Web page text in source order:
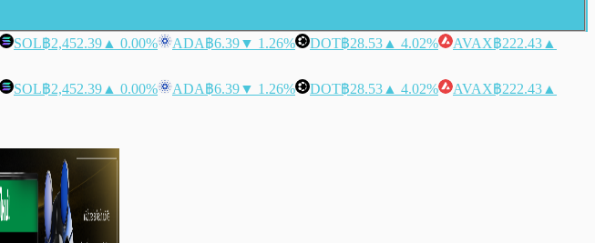
SOL฿2,452.39 ▲ 0.00% ADA฿6.39▼ 1.26% DOT฿28.53 ▲ 4.02% AVAX฿222.43 ▲
SOL฿2,452.39 ▲ 0.00% ADA฿6.39▼ 1.26% DOT฿28.53 ▲ 4.02% AVAX฿222.43 ▲